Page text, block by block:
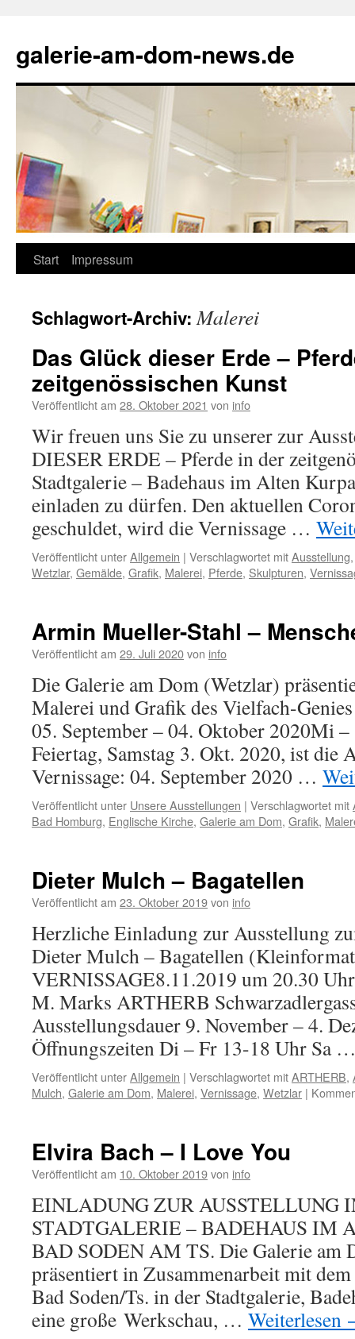
springen
galerie-am-dom-news.de
Start Impressum
Schlagwort-Archiv:Malerei
Das Glück dieser Erde –
zeitgenössischen Kunst
Veröffentlicht am 28. Oktober 2021 von info
Wir freuen uns Sie zu unserer zur
DIESER ERDE – Pferde in der
Stadtgalerie – Badehaus im Alten
einladen zu dürfen. Den aktuellen
geschuldet, wird die Vernissage …
Veröffentlicht unterAllgemein | Verschlagwortet mitAusstellung
Wetzlar, Gemälde, Grafik, Malerei, Pferde, Skulpturen,
Armin Mueller-Stahl –
Veröffentlicht am 29. Juli 2020von info
Die Galerie am Dom (Wetzlar)
Malerei und Grafik des Vielfach-
05. September – 04. Oktober 2020Mi
Feiertag, Samstag 3. Okt. 2020, ist die
Vernissage: 04. September 2020 …
Veröffentlicht unter Unsere Ausstellungen | Verschlagwortet mit
Bad Homburg, Englische Kirche, Galerie am Dom, Grafik,
Dieter Mulch – Bagatellen
Veröffentlicht am 23. Oktober 2019von info
Herzliche Einladung zur Ausstellung
Dieter Mulch – Bagatellen
VERNISSAGE8.11.2019 um 20.30
M. Marks ARTHERB
Ausstellungsdauer 9. November – 4.
Öffnungszeiten Di – Fr 13-18 Uhr Sa
Veröffentlicht unterAllgemein | Verschlagwortet mitARTHERB,
Mulch, Galerie am Dom, Malerei, Vernissage, Wetzlar |
Elvira Bach – I Love You
Veröffentlicht am 10. Oktober 2019von info
EINLADUNG ZUR AUSSTELLUNG
STADTGALERIE – BADEHAUS IM
BAD SODEN AM TS. Die Galerie am
präsentiert in Zusammenarbeit mit
Bad Soden/Ts. in der Stadtgalerie,
eine große Werkschau, … Weiterlesen